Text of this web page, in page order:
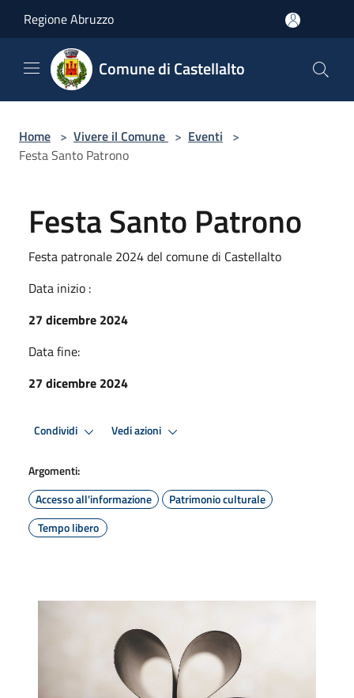
Regione Abruzzo
Comune di Castellalto
Home > Vivere il Comune > Eventi >
Festa Santo Patrono
Festa Santo Patrono
Festa patronale 2024 del comune di Castellalto
Data inizio :
27 dicembre 2024
Data fine:
27 dicembre 2024
Condividi Vedi azioni
Argomenti:
Accesso all'informazione
Patrimonio culturale
Tempo libero